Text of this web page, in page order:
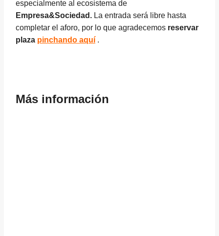
especialmente al ecosistema de
Empresa&Sociedad. La entrada será libre hasta
completar el aforo, por lo que agradecemos reservar
plaza pinchando aquí .
Más información